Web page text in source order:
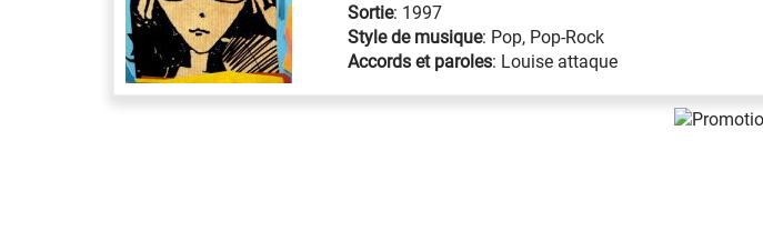
Sortie: 1997
Style de musique: Pop, Pop-Rock
Accords et paroles: Louise attaque